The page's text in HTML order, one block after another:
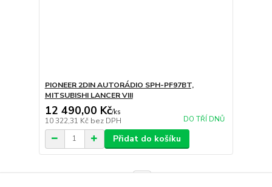
PIONEER 2DIN AUTORÁDIO SPH-PF97BT,
MITSUBISHI LANCER VIII
12 490,00 Kč/ks
10 322,31 Kč bez DPH DO TŘÍ DNŮ
Přidat do košíku